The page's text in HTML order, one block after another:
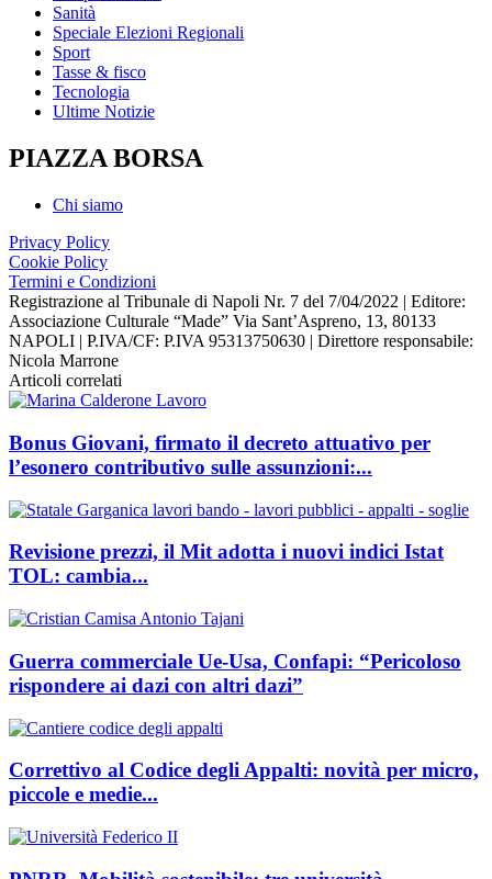
Sanità
Speciale Elezioni Regionali
Sport
Tasse & fisco
Tecnologia
Ultime Notizie
PIAZZA BORSA
Chi siamo
Privacy Policy
Cookie Policy
Termini e Condizioni
Registrazione al Tribunale di Napoli Nr. 7 del 7/04/2022 | Editore:
Associazione Culturale “Made” Via Sant’Aspreno, 13, 80133
NAPOLI | P.IVA/CF: P.IVA 95313750630 | Direttore responsabile:
Nicola Marrone
Articoli correlati
Bonus Giovani, firmato il decreto attuativo per
l’esonero contributivo sulle assunzioni:...
Revisione prezzi, il Mit adotta i nuovi indici Istat
TOL: cambia...
Guerra commerciale Ue-Usa, Confapi: “Pericoloso
rispondere ai dazi con altri dazi”
Correttivo al Codice degli Appalti: novità per micro,
piccole e medie...